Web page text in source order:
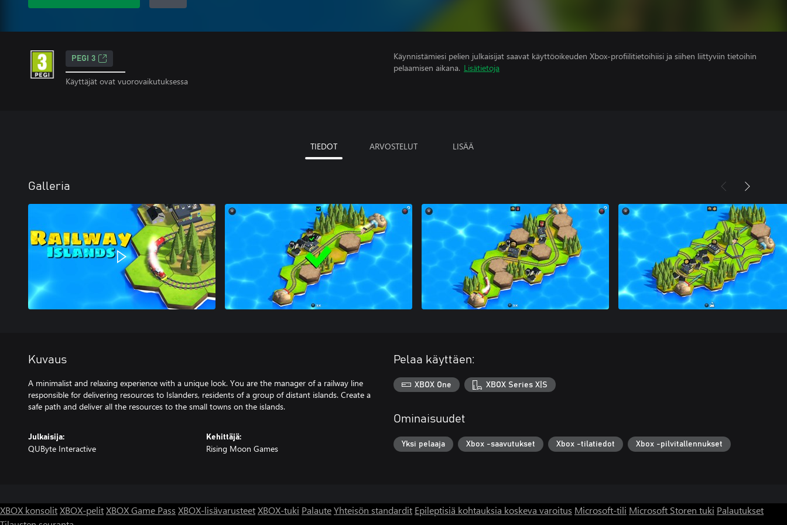
PEGI 3
Käyttäjät ovat vuorovaikutuksessa
Käynnistämiesi pelien julkaisijat saavat käyttöoikeuden Xbox-profiilitietoihiisi ja siihen liittyviin tietoihin
pelaamisen aikana. Lisätietoja
TIEDOT ARVOSTELUT LISÄÄ
Galleria
Kuvaus
A minimalist and relaxing experience with a unique look. You are the manager of a railway line
responsible for delivering resources to Islanders, residents of a group of distant islands. Create a
safe path and deliver all the resources to the small towns on the islands.
Julkaisija:
QUByte Interactive
Kehittäjä:
Rising Moon Games
Pelaa käyttäen:
XBOX One XBOX Series X|S
Ominaisuudet
Yksi pelaaja Xbox -saavutukset Xbox -tilatiedot Xbox -pilvitallennukset
XBOX konsolitXBOX-pelitXBOX Game Pass XBOX-lisävarusteetXBOX-tuki PalauteYhteisön standardit Epileptisiä kohtauksia koskeva varoitus Microsoft-tili Microsoft Storen tuki Palautukset